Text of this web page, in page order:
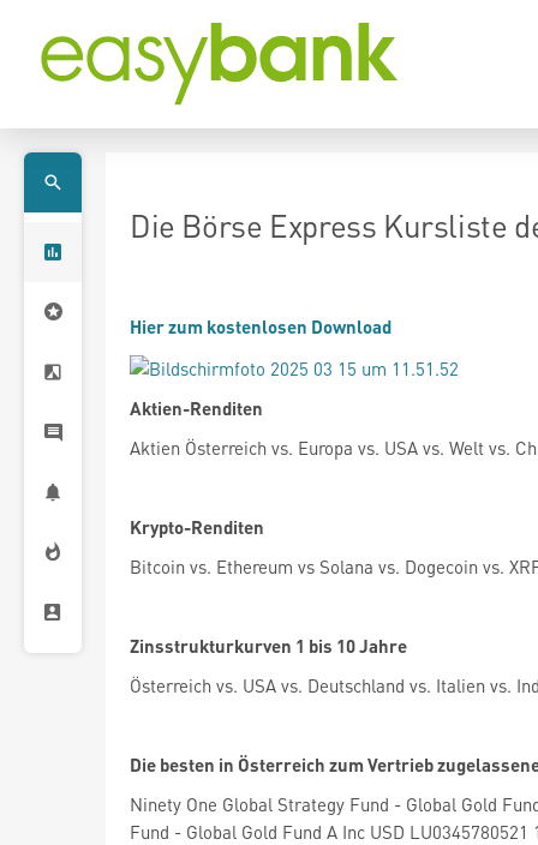
Die Börse Express Kursliste
Hier zum kostenlosen Download
Aktien-Renditen
Aktien Österreich vs. Europa vs. USA vs. Welt vs.
Krypto-Renditen
Bitcoin vs. Ethereum vs Solana vs. Dogecoin vs.
Zinsstrukturkurven 1 bis 10 Jahre
Österreich vs. USA vs. Deutschland vs. Italien vs.
Die besten in Österreich zum Vertrieb
Ninety One Global Strategy Fund - Global Gold
Fund - Global Gold Fund A Inc USD